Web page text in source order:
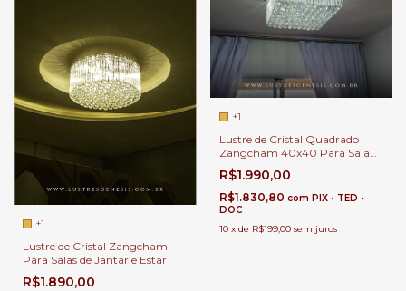
+1
Lustre de Cristal Zangcham
Para Salas de Jantar e Estar
R$1.890,00
+1
Lustre de Cristal Quadrado
Zangcham 40x40 Para Sala
de Jantar Sala de Estar e Closet.
R$1.990,00
R$1.830,80 com PIX • TED •
DOC
10 x de R$199,00 sem juros